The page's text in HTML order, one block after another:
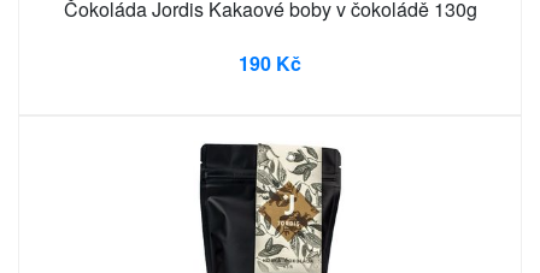
Čokoláda Jordis Kakaové boby v čokoládě 130g
190 Kč